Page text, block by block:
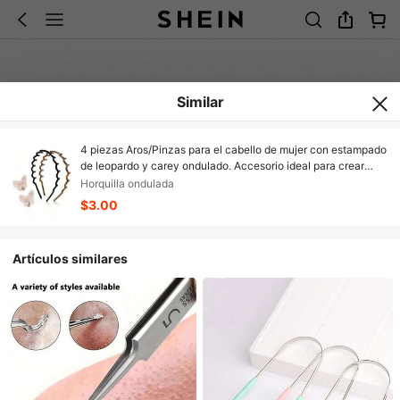
Similar
4 piezas Aros/Pinzas para el cabello de mujer con estampado
de leopardo y carey ondulado. Accesorio ideal para crear
estilos elegantes y hermosos | Aros de cabello ondulado
suaves y cómodos | Gran regalo para mujeres | Combinación
de negro y carey
Horquilla ondulada
$3.00
Artículos similares